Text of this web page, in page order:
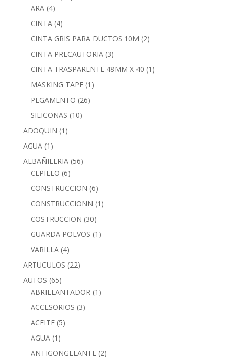
ARA (4)
CINTA (4)
CINTA GRIS PARA DUCTOS 10M (2)
CINTA PRECAUTORIA (3)
CINTA TRASPARENTE 48MM X 40 (1)
MASKING TAPE (1)
PEGAMENTO (26)
SILICONAS (10)
ADOQUIN (1)
AGUA (1)
ALBAÑILERIA (56)
CEPILLO (6)
CONSTRUCCION (6)
CONSTRUCCIONN (1)
COSTRUCCION (30)
GUARDA POLVOS (1)
VARILLA (4)
ARTUCULOS (22)
AUTOS (65)
ABRILLANTADOR (1)
ACCESORIOS (3)
ACEITE (5)
AGUA (1)
ANTIGONGELANTE (2)